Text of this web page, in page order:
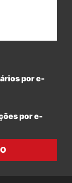
por e-
por e-